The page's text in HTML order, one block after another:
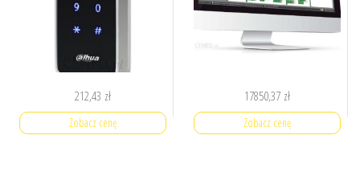
212,43 zł
Zobacz cenę
17850,37 zł
Zobacz cenę